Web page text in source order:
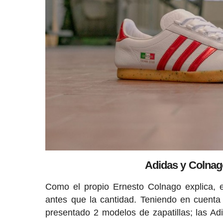
Adidas y
Como el propio Ernesto Colnago
antes que la cantidad. Teniendo en
presentado 2 modelos de zapatillas; las